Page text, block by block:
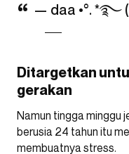
— daa •°. *࿐
Ditargetkan
gerakan
Namun tingga minggu
berusia 24 tahun itu
membuatnya stress.